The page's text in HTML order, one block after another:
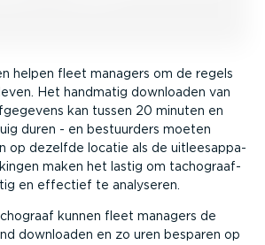
helpen fleet managers om de regels
Het handmatig downloaden van
kan tussen 20 minuten en
duren - en bestuurders moeten
op dezelfde locatie als de uitlees­ap­pa­
maken het lastig om tacho­graaf­
en effectief te analyseren.
kunnen fleet managers de
downloaden en zo uren besparen op